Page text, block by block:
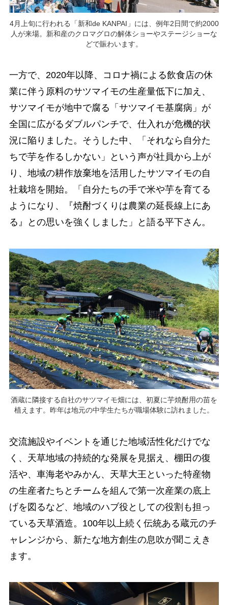
4月上旬に行われる「新和de KANPAI」には、例年2日間で約2000
人が来場。新和産のクロマグロの解体ショーやステージショーな
どで賑わいます。
一方で、2020年以降、コロナ禍による飲食店の休
業に伴う原料のサツマイモの生産量低下に加え、
サツマイモが地中で腐る「サツマイモ基腐病」が
全国に広がるダブルパンチで、仕入れが危機的状
況に陥りました。そうした中、「それなら自分た
ちで芋を作るしかない」という声が社員から上が
り、地域の耕作放棄地を活用したサツマイモの自
社栽培を開始。「自分たちの手で米や芋を育てる
ようになり、『焼酎づくりは農業の延長線上にあ
る』との思いを強くしました」と語る平下さん。
酒蔵に隣接する自社のサツマイモ畑には、初夏に芋焼酎用の苗を
植えます。昨年は地元の中学生たちが職場体験に訪れました。
交流施設やイベントを通じた地域活性化だけでな
く、天草地域の持続的な発展を見据え、棚田の復
活や、車海老やみかん、天草大王といった特産物
の生産者たちとチームを組んで第一次産業の底上
げを図るなど、地域のハブ役としての役割も担っ
ている天草酒造。100年以上続く伝統ある蔵元のチ
ャレンジから、新たな地方創生の息吹が聞こえき
ます。